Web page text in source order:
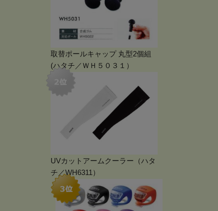
取替ポールキャップ 丸型2個組
(ハタチ／ＷＨ５０３１）
UVカットアームクーラー（ハタ
チ／WH6311）